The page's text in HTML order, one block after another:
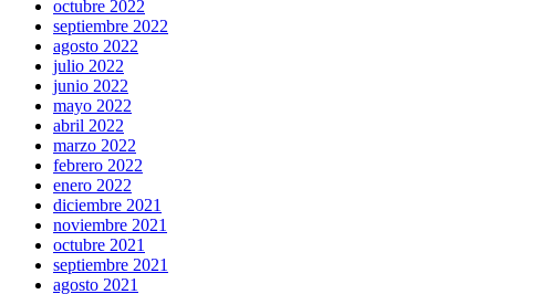
octubre 2022
septiembre 2022
agosto 2022
julio 2022
junio 2022
mayo 2022
abril 2022
marzo 2022
febrero 2022
enero 2022
diciembre 2021
noviembre 2021
octubre 2021
septiembre 2021
agosto 2021